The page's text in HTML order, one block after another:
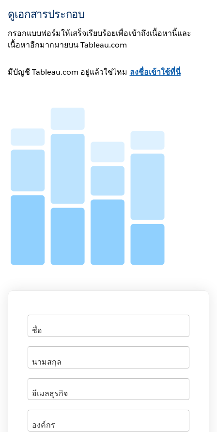
ดูเอกสารประกอบ
กรอกแบบฟอร์มให้เสร็จเรียบร้อยเพื่อเข้าถึงเนื้อหานี้และ
เนื้อหาอีกมากมายบน Tableau.com
มีบัญชี Tableau.com อยู่แล้วใช่ไหม ลงชื่อเข้าใช้ที่นี่